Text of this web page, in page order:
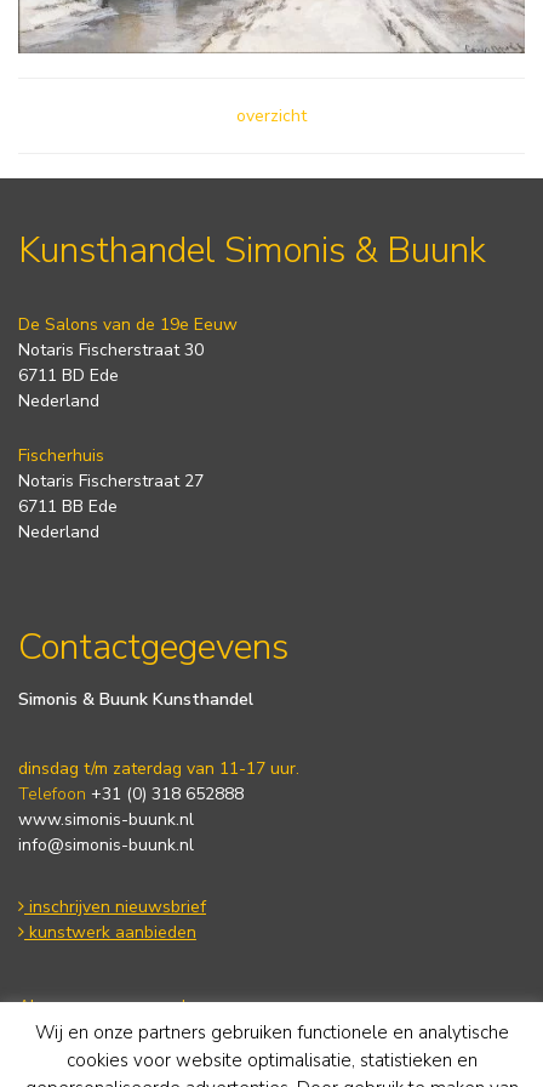
overzicht
Kunsthandel Simonis & Buunk
De Salons van de 19e Eeuw
Notaris Fischerstraat 30
6711 BD Ede
Nederland
Fischerhuis
Notaris Fischerstraat 27
6711 BB Ede
Nederland
Contactgegevens
Simonis & Buunk Kunsthandel
dinsdag t/m zaterdag van 11-17 uur.
Telefoon +31 (0) 318 652888
www.simonis-buunk.nl
info@simonis-buunk.nl
inschrijven nieuwsbrief
kunstwerk aanbieden
Algemene voorwaarden
Privacy statement
Cookie Policy
Wij en onze partners gebruiken functionele en analytische
cookies voor website optimalisatie, statistieken en